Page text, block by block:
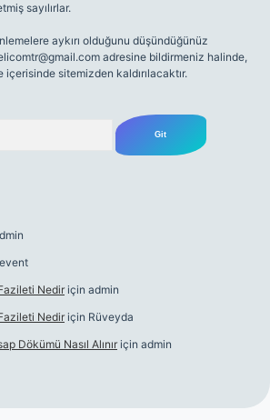
sayılırlar.
aykırı olduğunu düşündüğünüz
adresine bildirmeniz halinde,
sitemizden kaldırılacaktır.
Nedir için admin
Nedir için Rüveyda
Dökümü Nasıl Alınır için admin